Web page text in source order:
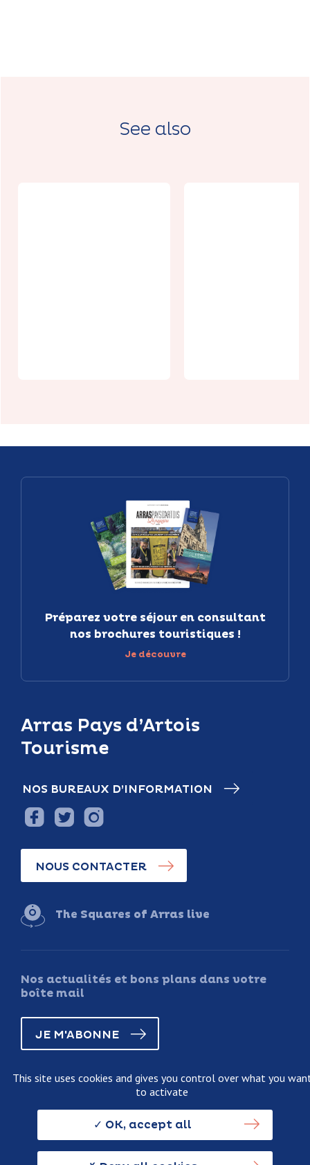
See also
Arras Pays d’Artois
Tourisme
NOS BUREAUX D’INFORMATION
NOUS CONTACTER
The Squares of Arras live
Nos actualités et bons plans dans votre
boîte mail
JE M'ABONNE
Préparez votre séjour en consultant
nos brochures touristiques !
Je découvre
Personnal data usage policy
This site uses cookies and gives you control over what you
to activate
OK, accept all